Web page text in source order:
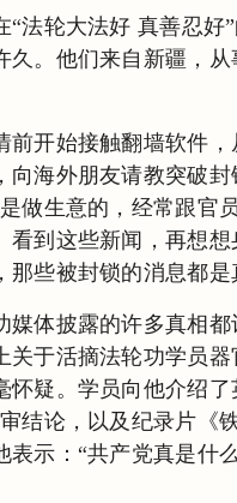
“法轮大法好 真善忍好
久。他们来自新疆，从
前开始接触翻墙软件，
向海外朋友请教突破封
做生意的，经常跟官
看到这些新闻，再想想
那些被封锁的消息都是
媒体披露的许多真相都
关于活摘法轮功学员器
怀疑。学员向他介绍了
结论，以及纪录片《
表示：“共产党真是什